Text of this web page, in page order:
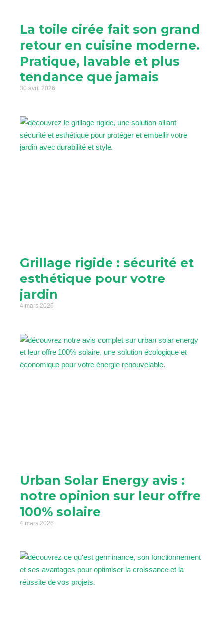
La toile cirée fait son grand
retour en cuisine moderne.
Pratique, lavable et plus
tendance que jamais
30 avril 2026
Grillage rigide : sécurité et
esthétique pour votre
jardin
4 mars 2026
Urban Solar Energy avis :
notre opinion sur leur offre
100% solaire
4 mars 2026